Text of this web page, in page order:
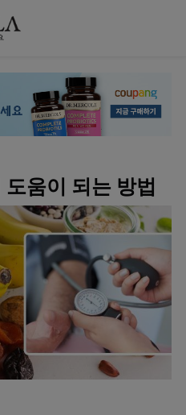
움이 되는 방법